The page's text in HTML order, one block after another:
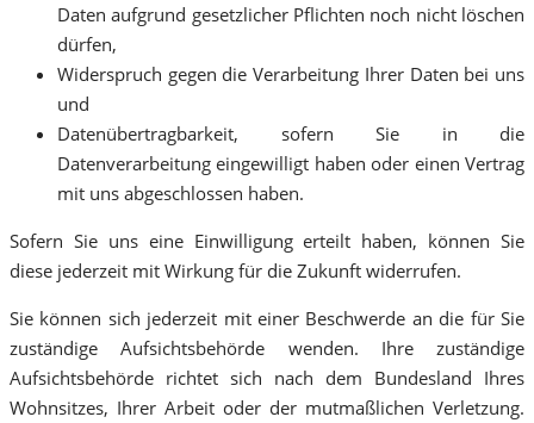
Daten aufgrund gesetzlicher Pflichten noch nicht löschen
dürfen,
Widerspruch gegen die Verarbeitung Ihrer Daten bei uns
und
Datenübertragbarkeit, sofern Sie in die
Datenverarbeitung eingewilligt haben oder einen Vertrag
mit uns abgeschlossen haben.
Sofern Sie uns eine Einwilligung erteilt haben, können Sie
diese jederzeit mit Wirkung für die Zukunft widerrufen.
Sie können sich jederzeit mit einer Beschwerde an die für Sie
zuständige Aufsichtsbehörde wenden. Ihre zuständige
Aufsichtsbehörde richtet sich nach dem Bundesland Ihres
Wohnsitzes, Ihrer Arbeit oder der mutmaßlichen Verletzung.